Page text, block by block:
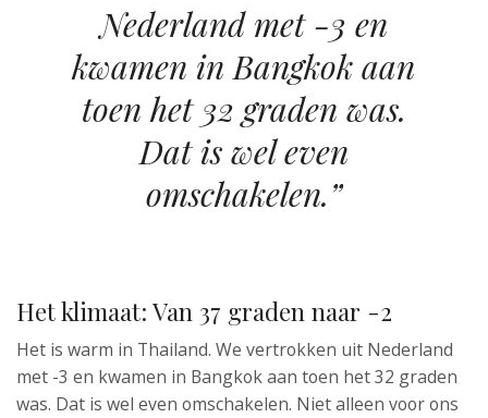
Nederland met -3 en
kwamen in Bangkok aan
toen het 32 graden was.
Dat is wel even
omschakelen.”
Het klimaat: Van 37 graden naar -2
Het is warm in Thailand. We vertrokken uit Nederland
met -3 en kwamen in Bangkok aan toen het 32 graden
was. Dat is wel even omschakelen. Niet alleen voor ons